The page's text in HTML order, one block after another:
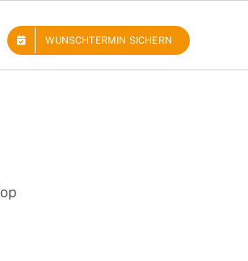
WUNSCHTERMIN SICHERN